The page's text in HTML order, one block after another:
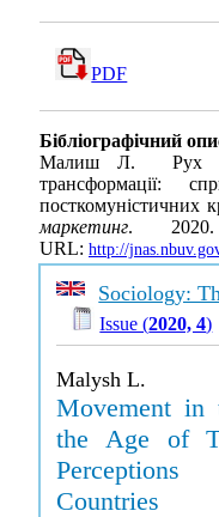
PDF
Бібліографічний
Малиш Л. Рух у
трансформації:
посткомуністичних
маркетинг.
URL: http://
Sociology:
Issue (2020, 4)
Malysh L.
Movement in
the Age of
Countries